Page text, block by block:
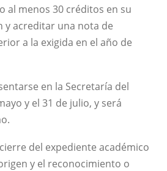
al menos 30 créditos en su
y acreditar una nota de
a la exigida en el año de
en la Secretaría del
y el 31 de julio, y será
del expediente académico
y el reconocimiento o